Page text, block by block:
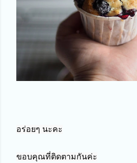
อร่อยๆ นะคะ
ขอบคุณที่ติดตามกันค่ะ